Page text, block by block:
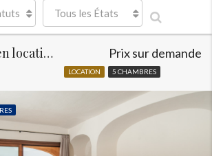
Tous les États
Elégante villa en location Porto Cervo
LOCATION 5 CHAMBRES
Prix sur demande